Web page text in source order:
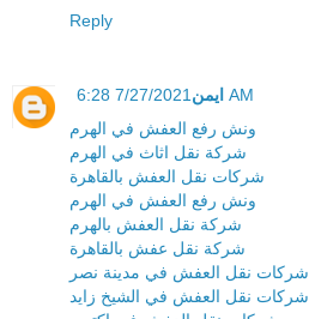
Reply
ايمن 7/27/2021 6:28 AM
ونش رفع العفش في الهرم
شركة نقل اثاث في الهرم
شركات نقل العفش بالقاهرة
ونش رفع العفش في الهرم
شركة نقل العفش بالهرم
شركة نقل عفش بالقاهرة
شركات نقل العفش في مدينة نصر
شركات نقل العفش في الشيخ زايد